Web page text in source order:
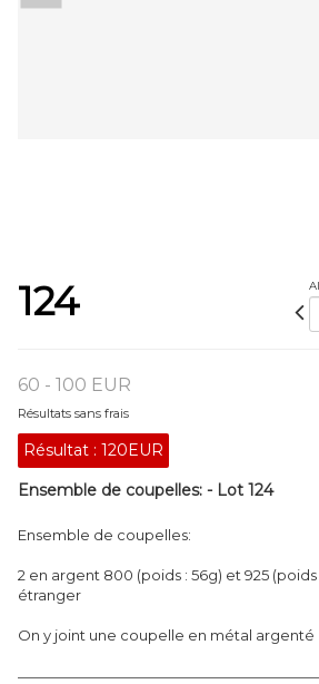
124
60 - 100 EUR
Résultats sans frais
Résultat : 120EUR
Ensemble de coupelles: - Lot 124
Ensemble de coupelles:
2 en argent 800 (poids : 56g) et 925 (poids
étranger
On y joint une coupelle en métal argenté